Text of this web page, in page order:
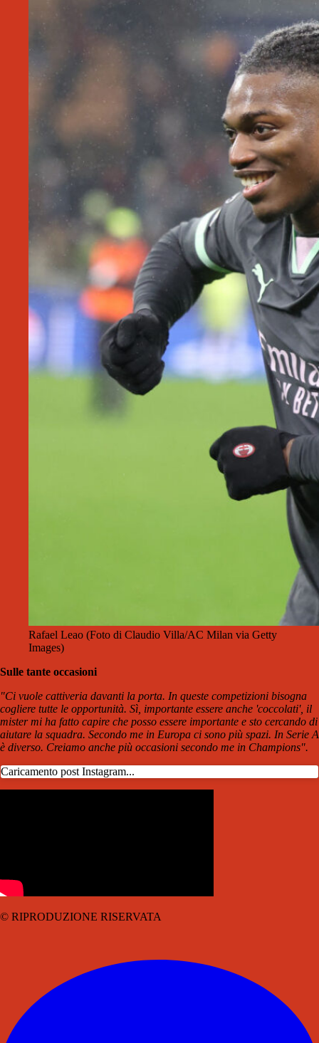
Rafael Leao (Foto di Claudio Villa/AC Milan via Getty
Images)
Sulle tante occasioni
"Ci vuole cattiveria davanti la porta. In queste competizioni bisogna
cogliere tutte le opportunità. Sì, importante essere anche 'coccolati', il
mister mi ha fatto capire che posso essere importante e sto cercando di
aiutare la squadra. Secondo me in Europa ci sono più spazi. In Serie A
è diverso. Creiamo anche più occasioni secondo me in Champions".
Caricamento post Instagram...
© RIPRODUZIONE RISERVATA